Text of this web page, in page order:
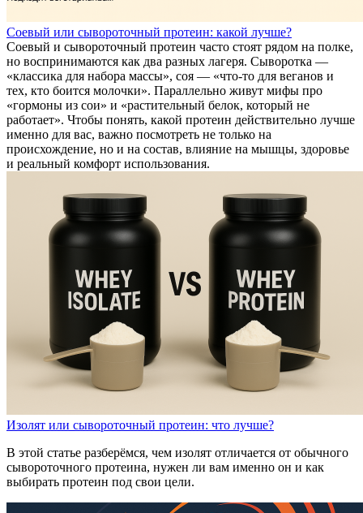
Соевый или сывороточный протеин: какой лучше?
Соевый и сывороточный протеин часто стоят рядом на полке,
но воспринимаются как два разных лагеря. Сыворотка —
«классика для набора массы», соя — «что-то для веганов и
тех, кто боится молочки». Параллельно живут мифы про
«гормоны из сои» и «растительный белок, который не
работает». Чтобы понять, какой протеин действительно лучше
именно для вас, важно посмотреть не только на
происхождение, но и на состав, влияние на мышцы, здоровье
и реальный комфорт использования.
Изолят или сывороточный протеин: что лучше?
В этой статье разберёмся, чем изолят отличается от обычного
сывороточного протеина, нужен ли вам именно он и как
выбирать протеин под свои цели.